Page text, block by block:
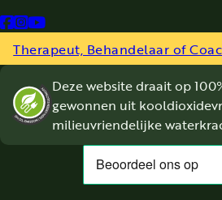
Follow us on Facebook
Follow us on Instagram
Follow us on YouTube
Therapeut, Behandelaar of
Deze website draait op
gewonnen uit
milieuvriendelijke